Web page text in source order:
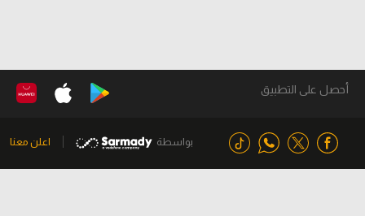
أحصل على التطبيق
بواسطة اعلن معنا